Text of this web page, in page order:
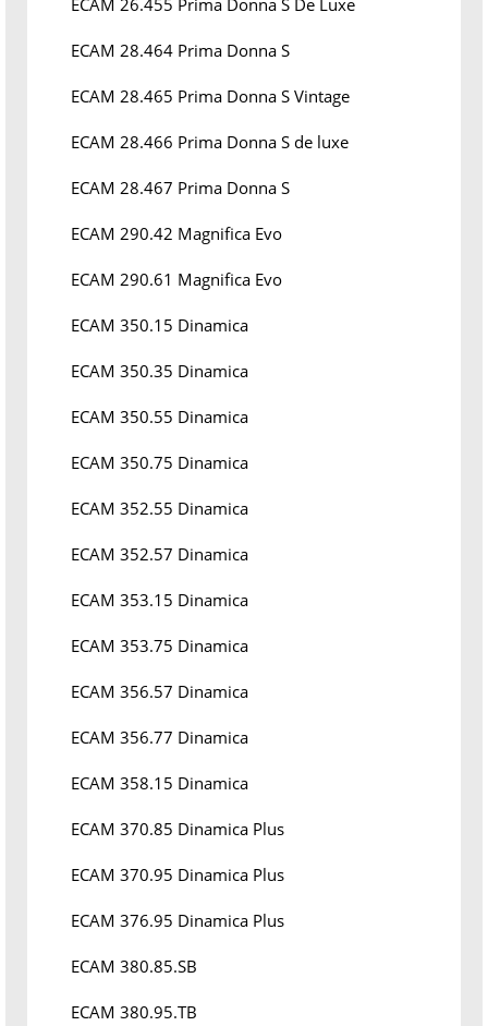
ECAM 26.455 Prima Donna S De Luxe
ECAM 28.464 Prima Donna S
ECAM 28.465 Prima Donna S Vintage
ECAM 28.466 Prima Donna S de luxe
ECAM 28.467 Prima Donna S
ECAM 290.42 Magnifica Evo
ECAM 290.61 Magnifica Evo
ECAM 350.15 Dinamica
ECAM 350.35 Dinamica
ECAM 350.55 Dinamica
ECAM 350.75 Dinamica
ECAM 352.55 Dinamica
ECAM 352.57 Dinamica
ECAM 353.15 Dinamica
ECAM 353.75 Dinamica
ECAM 356.57 Dinamica
ECAM 356.77 Dinamica
ECAM 358.15 Dinamica
ECAM 370.85 Dinamica Plus
ECAM 370.95 Dinamica Plus
ECAM 376.95 Dinamica Plus
ECAM 380.85.SB
ECAM 380.95.TB